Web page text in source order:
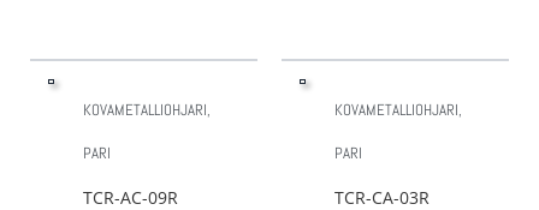
KOVAMETALLIOHJARI,
PARI
TCR-AC-09R
KOVAMETALLIOHJARI,
PARI
TCR-CA-03R